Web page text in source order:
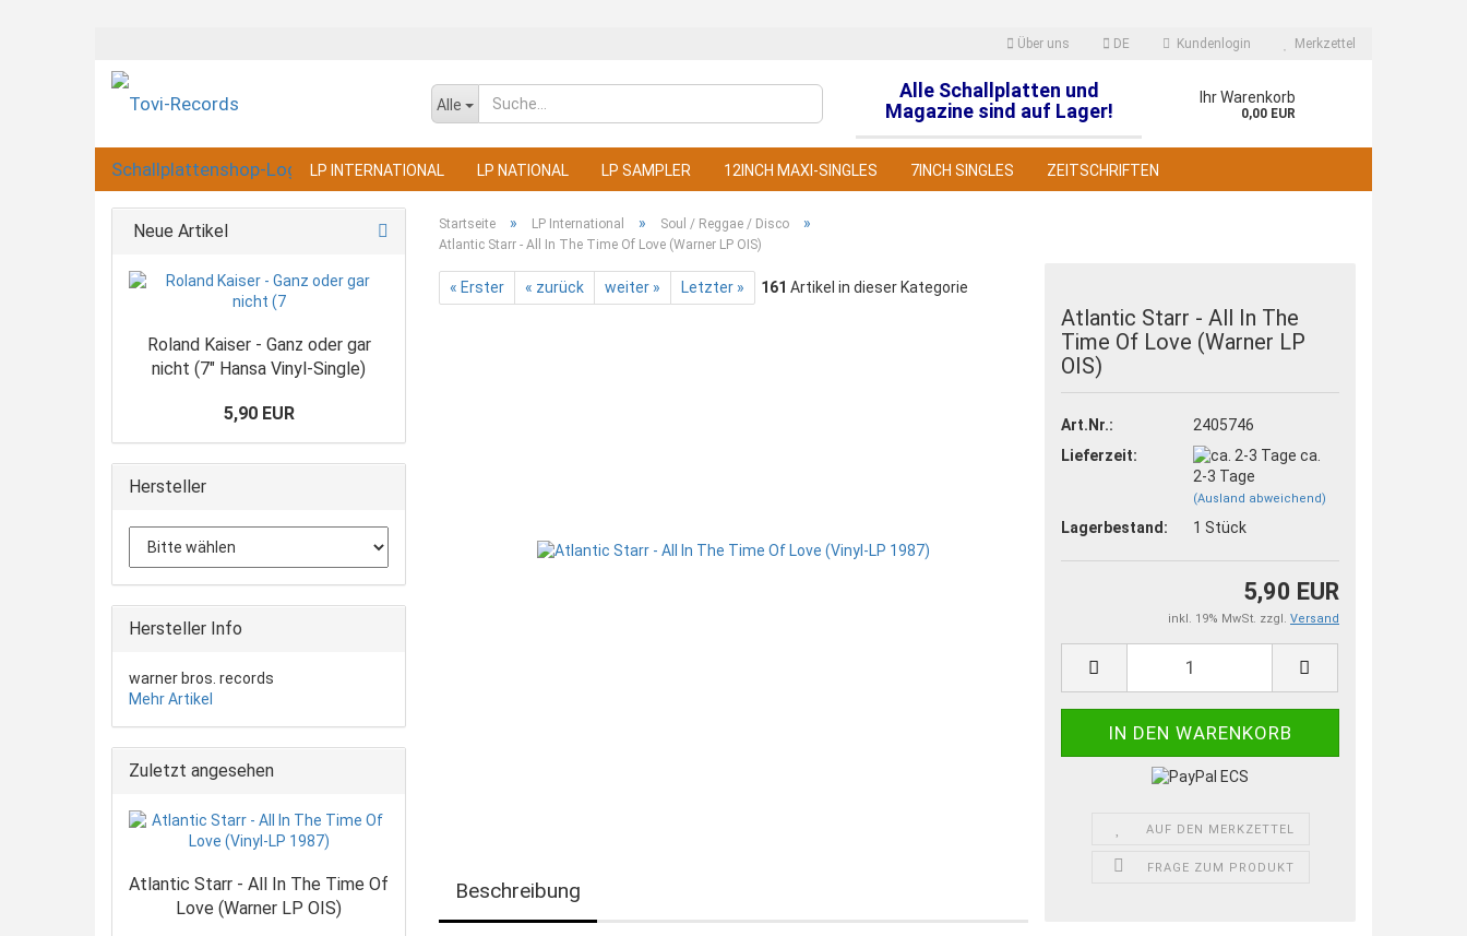
Über uns DE
Sprache auswählen
Kundenlogin
Passwort vergessen?
Merkzettel
Alle
Alle Schallplatten und
Magazine sind auf Lager!
Ihr Warenkorb
0,00 EUR
LP INTERNATIONAL LP NATIONAL LP SAMPLER 12INCH MAXI-SINGLES 7INCH SINGLES ZEITSCHRIFTEN
Startseite » LP International » Soul / Reggae / Disco »
Atlantic Starr - All In The Time Of Love (Warner LP OIS)
« Erster « zurück weiter » Letzter » 161 Artikel in dieser Kategorie
Atlantic Starr - All In The
Time Of Love (Warner LP
OIS)
Art.Nr.:
2405746
Lieferzeit:
ca.
2-3 Tage
(Ausland abweichend)
Lagerbestand: 1Stück
5,90 EUR
inkl. 19% MwSt. zzgl. Versand
AUF DEN MERKZETTEL
FRAGE ZUM PRODUKT
Beschreibung
Neue Artikel
Roland Kaiser - Ganz oder gar
nicht (7" Hansa Vinyl-Single)
5,90 EUR
Hersteller
Hersteller Info
warner bros. records
Mehr Artikel
Zuletzt angesehen
Atlantic Starr - All In The Time Of
Love (Warner LP OIS)